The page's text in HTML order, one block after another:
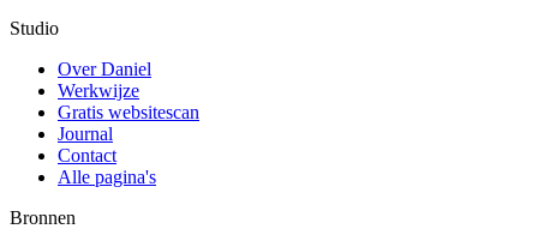
Studio
Over Daniel
Werkwijze
Gratis websitescan
Journal
Contact
Alle pagina's
Bronnen